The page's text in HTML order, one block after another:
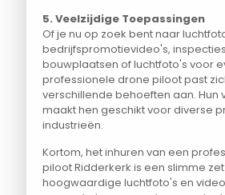
5. Veelzijdige Toepassingen
Of je nu op zoek bent naar
bedrijfspromotievideo's,
bouwplaatsen of luchtfoto's voor
professionele drone piloot past
verschillende behoeften aan. Hun
maakt hen geschikt voor diverse
industrieën.
Kortom, het inhuren van een
piloot Ridderkerk is een slimme
hoogwaardige luchtfoto's en